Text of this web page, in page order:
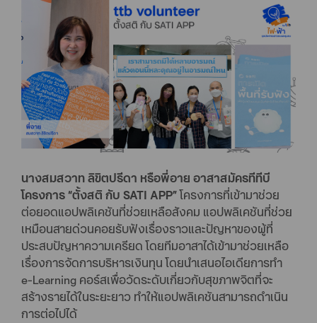
นางสมสวาท ลิขิตปรีดา หรือพี่อาย อาสาสมัครทีทีบี
โครงการ “ตั้งสติ กับ SATI APP”โครงการที่เข้ามาช่วย
ต่อยอดแอปพลิเคชันที่ช่วยเหลือสังคม แอปพลิเคชันที่ช่วย
เหมือนสายด่วนคอยรับฟังเรื่องราวและปัญหาของผู้ที่
ประสบปัญหาความเครียด โดยทีมอาสาได้เข้ามาช่วยเหลือ
เรื่องการจัดการบริหารเงินทุน โดยนำเสนอไอเดียการทำ
e-Learning คอร์สเพื่อวัดระดับเกี่ยวกับสุขภาพจิตที่จะ
สร้างรายได้ในระยะยาว ทำให้แอปพลิเคชันสามารถดำเนิน
การต่อไปได้